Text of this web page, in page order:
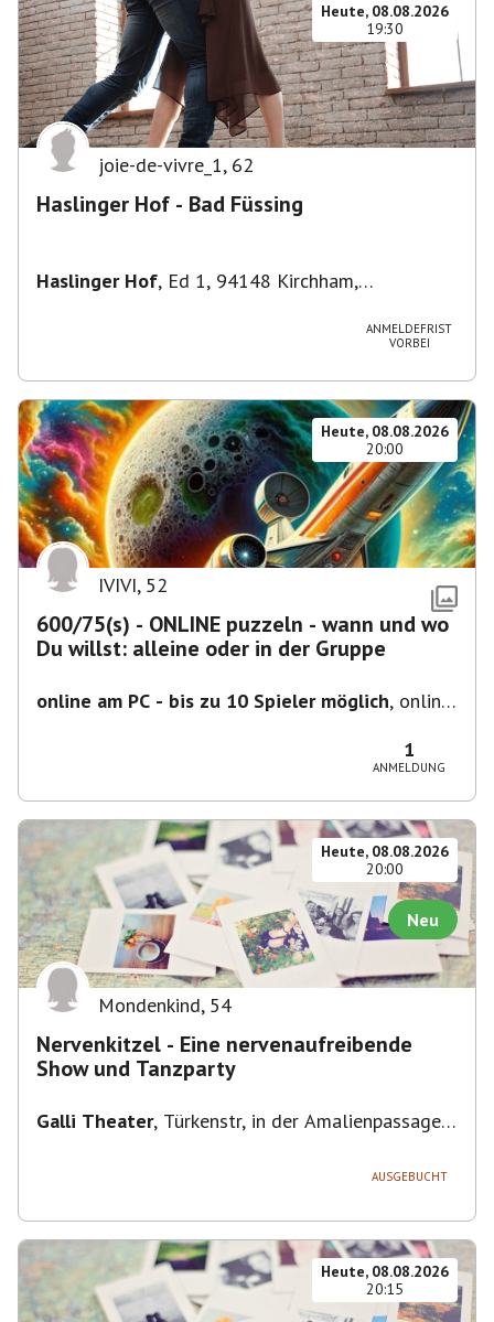
Heute, 08.08.2026
19:30
joie-de-vivre_1, 62
Haslinger Hof - Bad Füssing
Haslinger Hof, Ed 1, 94148 Kirchham,
ANMELDEFRIST
VORBEI
Heute, 08.08.2026
20:00
IVIVI, 52
600/75(s) - ONLINE puzzeln - wann und wo
Du willst: alleine oder in der Gruppe
online am PC - bis zu 10 Spieler möglich, online
1
ANMELDUNG
Heute, 08.08.2026
20:00
Neu
Mondenkind, 54
Nervenkitzel - Eine nervenaufreibende
Show und Tanzparty
Galli Theater, Türkenstr, in der Amalienpassage
AUSGEBUCHT
Heute, 08.08.2026
20:15